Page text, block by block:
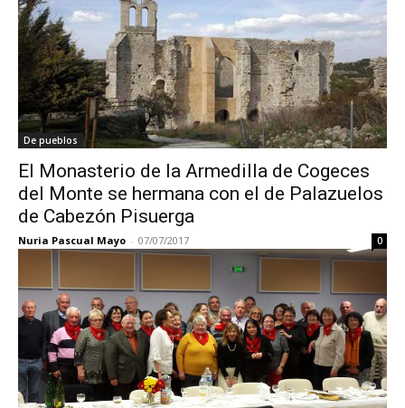
De pueblos
El Monasterio de la Armedilla de Cogeces
del Monte se hermana con el de Palazuelos
de Cabezón Pisuerga
Nuria Pascual Mayo - 07/07/2017 0